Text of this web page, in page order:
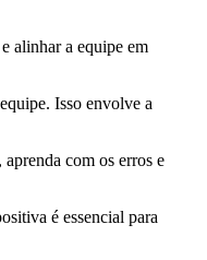
alinhar a equipe em
Isso envolve a
com os erros e
é essencial para